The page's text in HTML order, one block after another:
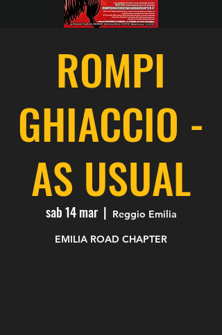
ROMPI
GHIACCIO -
AS USUAL
sab 14 mar
  |
Reggio Emilia
EMILIA ROAD CHAPTER